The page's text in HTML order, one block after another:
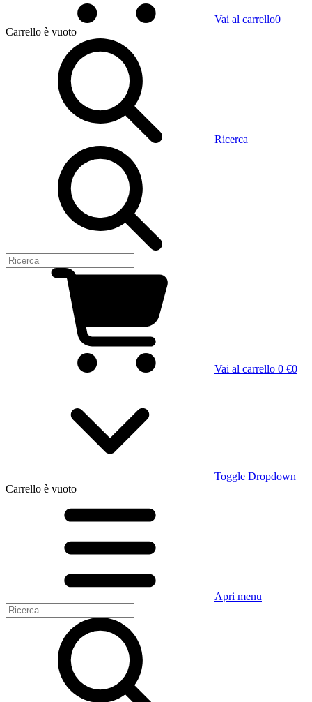
Vai al carrello0
Carrello è vuoto
Ricerca
Vai al carrello 0 €0
Toggle Dropdown
Carrello è vuoto
Apri menu